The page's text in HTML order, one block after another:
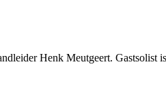
Henk Meutgeert. Gastsolist